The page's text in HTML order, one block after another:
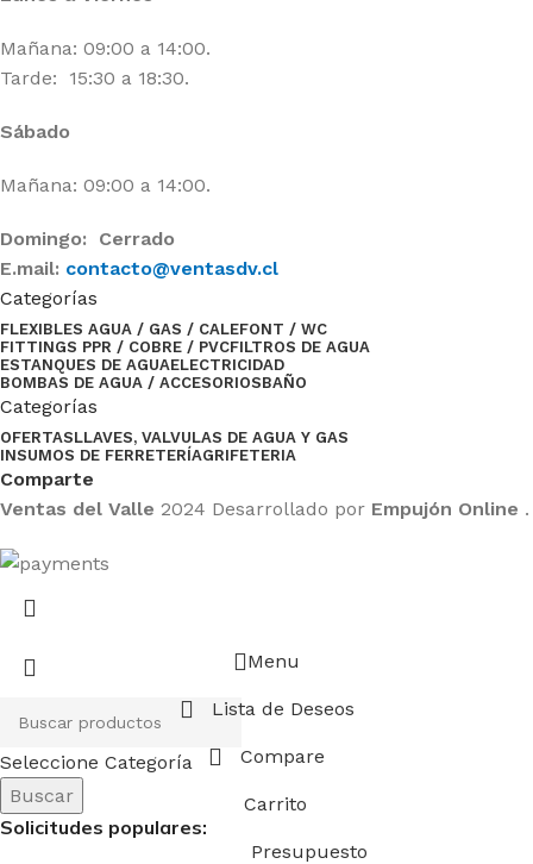
Mañana: 09:00 a 14:00.
Tarde: 15:30 a 18:30.
Sábado
Mañana: 09:00 a 14:00.
Domingo: Cerrado
E.mail: contacto@ventasdv.cl
Categorías
FLEXIBLES AGUA / GAS / CALEFONT / WC
FITTINGS PPR / COBRE / PVCFILTROS DE AGUA
ESTANQUES DE AGUAELECTRICIDAD
BOMBAS DE AGUA / ACCESORIOSBAÑO
Categorías
OFERTASLLAVES, VALVULAS DE AGUA Y GAS
INSUMOS DE FERRETERÍAGRIFETERIA
Comparte
Ventas del Valle 2024 Desarrollado por Empujón Online .
Seleccione Categoría
Buscar
Solicitudes populares:
Menu
Lista de Deseos
Compare
Carrito
Presupuesto